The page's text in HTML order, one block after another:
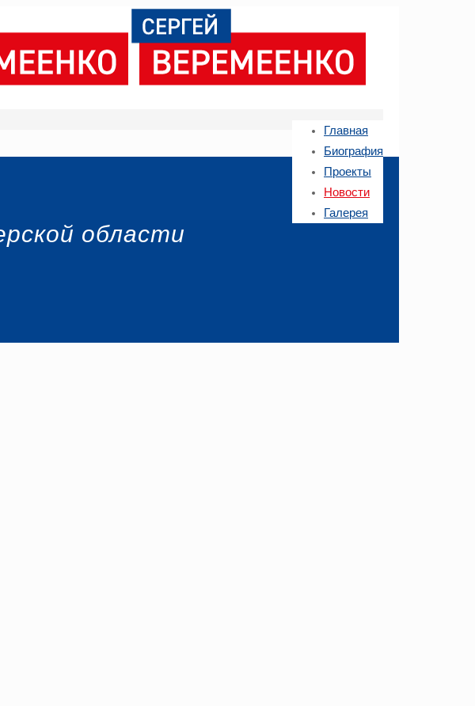
Главная
Биография
Проекты
Новости
Галерея
области